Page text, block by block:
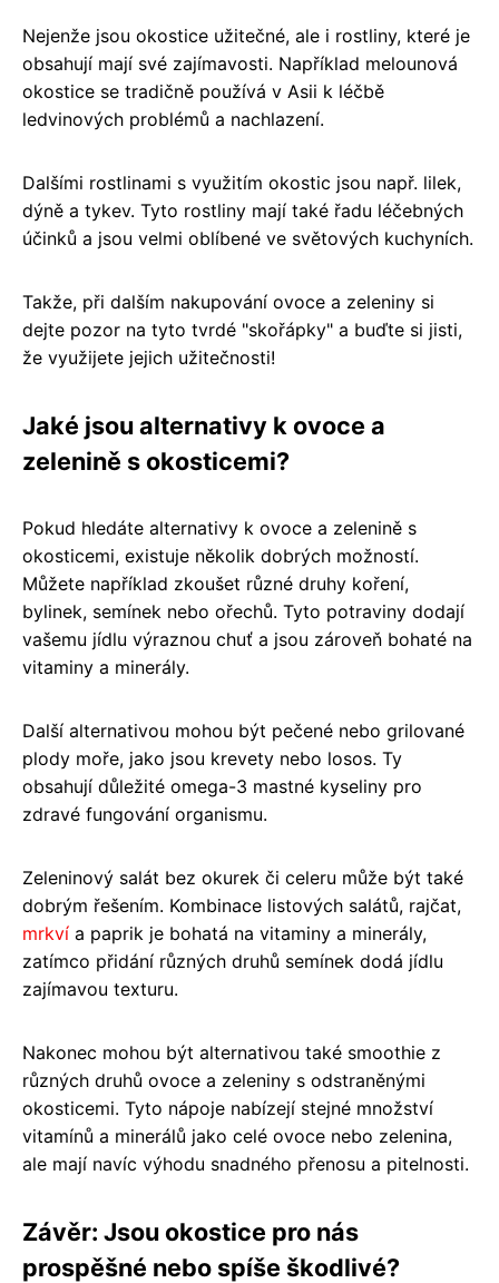
Nejenže jsou okostice užitečné, ale i rostliny, které je
obsahují mají své zajímavosti. Například melounová
okostice se tradičně používá v Asii k léčbě
ledvinových problémů a nachlazení.
Dalšími rostlinami s využitím okostic jsou např. lilek,
dýně a tykev. Tyto rostliny mají také řadu léčebných
účinků a jsou velmi oblíbené ve světových kuchyních.
Takže, při dalším nakupování ovoce a zeleniny si
dejte pozor na tyto tvrdé "skořápky" a buďte si jisti,
že využijete jejich užitečnosti!
Jaké jsou alternativy k ovoce a
zelenině s okosticemi?
Pokud hledáte alternativy k ovoce a zelenině s
okosticemi, existuje několik dobrých možností.
Můžete například zkoušet různé druhy koření,
bylinek, semínek nebo ořechů. Tyto potraviny dodají
vašemu jídlu výraznou chuť a jsou zároveň bohaté na
vitaminy a minerály.
Další alternativou mohou být pečené nebo grilované
plody moře, jako jsou krevety nebo losos. Ty
obsahují důležité omega-3 mastné kyseliny pro
zdravé fungování organismu.
Zeleninový salát bez okurek či celeru může být také
dobrým řešením. Kombinace listových salátů, rajčat,
mrkví a paprik je bohatá na vitaminy a minerály,
zatímco přidání různých druhů semínek dodá jídlu
zajímavou texturu.
Nakonec mohou být alternativou také smoothie z
různých druhů ovoce a zeleniny s odstraněnými
okosticemi. Tyto nápoje nabízejí stejné množství
vitamínů a minerálů jako celé ovoce nebo zelenina,
ale mají navíc výhodu snadného přenosu a pitelnosti.
Závěr: Jsou okostice pro nás
prospěšné nebo spíše škodlivé?